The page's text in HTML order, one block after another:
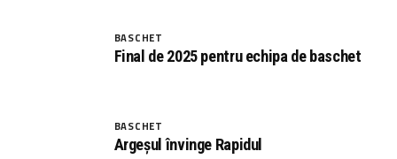
BASCHET
Final de 2025 pentru echipa de baschet
BASCHET
Argeșul învinge Rapidul